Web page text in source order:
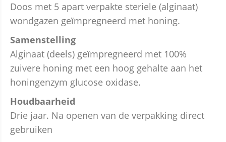
Doos met 5 apart verpakte steriele (alginaat)
wondgazen geïmpregneerd met honing.
Samenstelling
Alginaat (deels) geïmpregneerd met 100%
zuivere honing met een hoog gehalte aan het
honingenzym glucose oxidase.
Houdbaarheid
Drie jaar. Na openen van de verpakking direct
gebruiken